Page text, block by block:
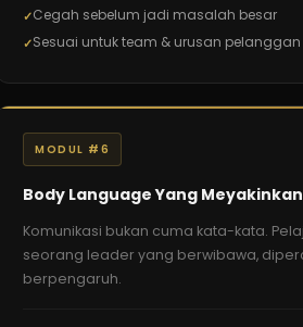
Cegah sebelum jadi masalah besar
Sesuai untuk team & urusan pelanggan
MODUL #6
Body Language Yang Meyakinkan
Komunikasi bukan cuma kata-kata.
seorang leader yang berwibawa,
berpengaruh.